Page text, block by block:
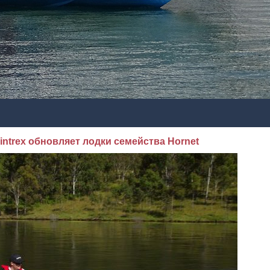
обновляет лодки семейства Hornet